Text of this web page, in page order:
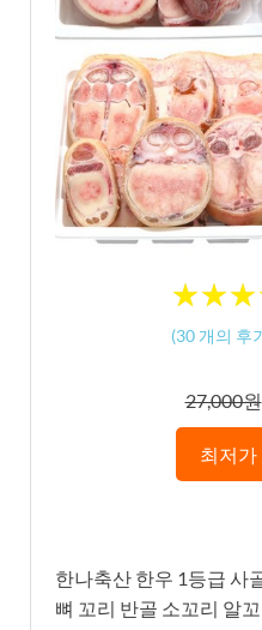
★★★
★★★
(30 개의 후
27,000원
최저가
한나축산 한우 1등급 사
뼈 꼬리 반골 소꼬리 알